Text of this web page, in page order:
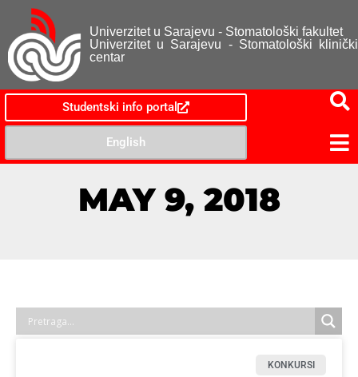
Univerzitet u Sarajevu - Stomatološki fakultet
Univerzitet u Sarajevu - Stomatološki klinički
centar
Studentski info portal
English
MAY 9, 2018
KONKURSI